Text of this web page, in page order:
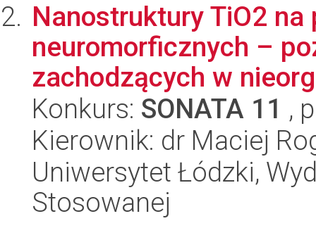
Nanostruktury TiO2
neuromorficznych –
zachodzących w
Konkurs: SONATA 11 ,
Kierownik: dr Maciej
Uniwersytet Łódzki,
Stosowanej